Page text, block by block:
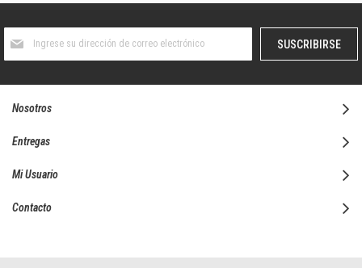
boletín
SUSCRIBIRSE
Nosotros
Entregas
Mi Usuario
Contacto